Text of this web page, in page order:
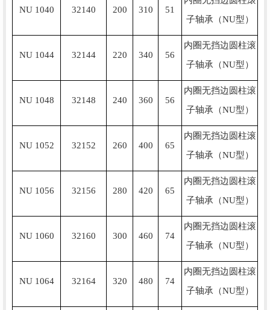
NU 1040 32140 200 310 51
子轴承（NU型）
NU 1044 32144 220 340 56
内圈无挡边圆柱滚
子轴承（NU型）
NU 1048 32148 240 360 56
内圈无挡边圆柱滚
子轴承（NU型）
NU 1052 32152 260 400 65
内圈无挡边圆柱滚
子轴承（NU型）
NU 1056 32156 280 420 65
内圈无挡边圆柱滚
子轴承（NU型）
NU 1060 32160 300 460 74
内圈无挡边圆柱滚
子轴承（NU型）
NU 1064 32164 320 480 74
内圈无挡边圆柱滚
子轴承（NU型）